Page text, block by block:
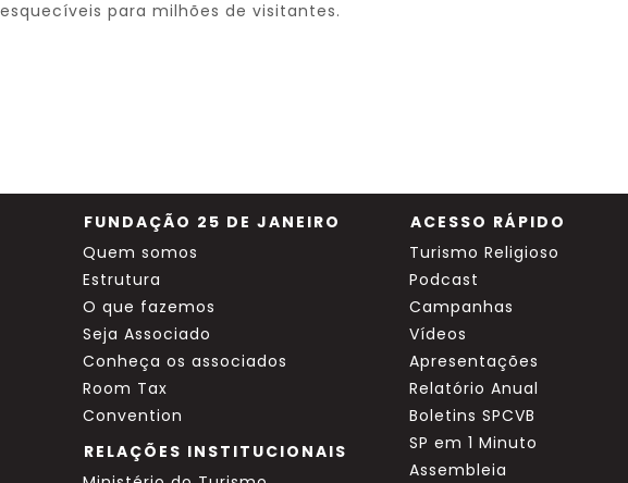
para milhões de visitantes.
FUNDAÇÃO 25 DE JANEIRO
Quem somos
Estrutura
O que fazemos
Seja Associado
Conheça os associados
Room Tax
Convention
RELAÇÕES INSTITUCIONAIS
ACESSO RÁPIDO
Turismo Religioso
Podcast
Campanhas
Vídeos
Apresentações
Relatório Anual
Boletins SPCVB
SP em 1 Minuto
Assembleia